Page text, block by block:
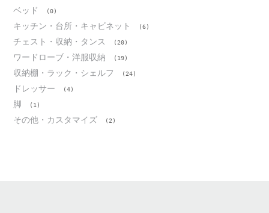
ベッド (0)
キッチン・台所・キャビネット (6)
チェスト・収納・タンス (20)
ワードローブ・洋服収納 (19)
収納棚・ラック・シェルフ (24)
ドレッサー (4)
脚 (1)
その他・カスタマイズ (2)